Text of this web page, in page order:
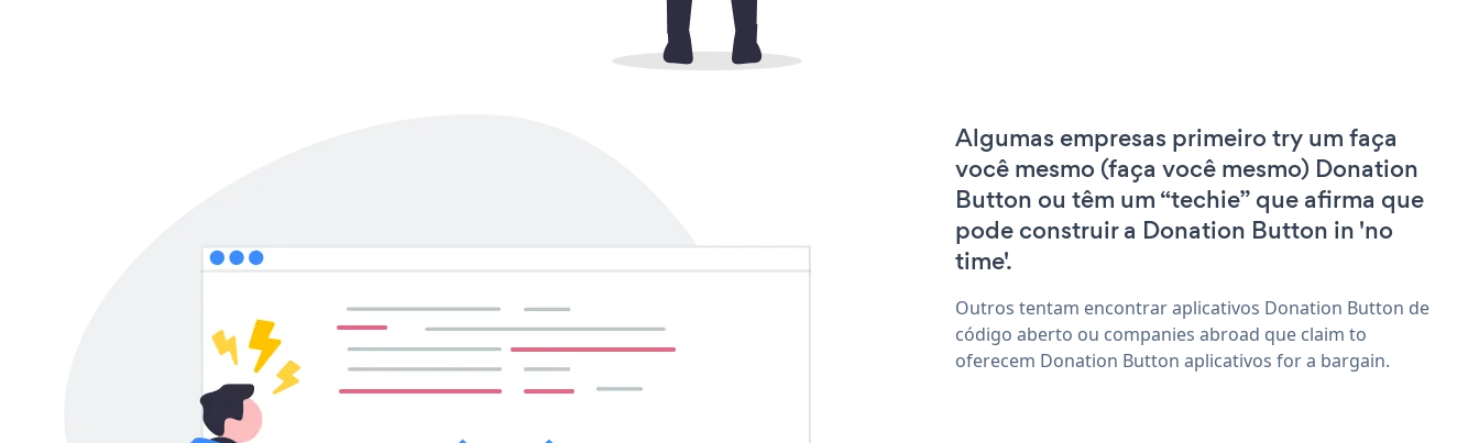
Algumas empresas primeiro try um faça
você mesmo (faça você mesmo) Donation
Button ou têm um “techie” que afirma que
pode construir a Donation Button in 'no
time'.
Outros tentam encontrar aplicativos Donation Button de
código aberto ou companies abroad que claim to
oferecem Donation Button aplicativos for a bargain.